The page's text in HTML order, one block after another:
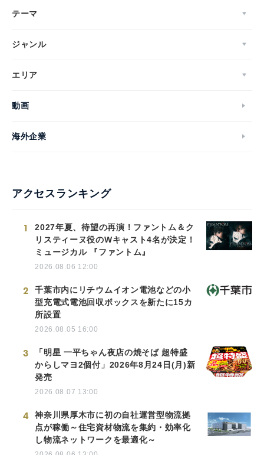
テーマ
ジャンル
エリア
動画
海外企業
アクセスランキング
1
2027年夏、待望の再演！ファントム＆ク
リスティーヌ役のWキャスト4名が決定！
ミュージカル 『ファントム』
2026.08.06 12:00
2
千葉市内にリチウムイオン電池などの小
型充電式電池回収ボックスを新たに15カ
所設置
2026.08.05 16:00
3
「明星 一平ちゃん夜店の焼そば 超特盛
からしマヨ2個付」2026年8月24日(月)新
発売
2026.08.07 13:00
4
神奈川県厚木市に初の自社運営型物流拠
点が稼働～住宅資材物流を集約・効率化
し物流ネットワークを最適化～